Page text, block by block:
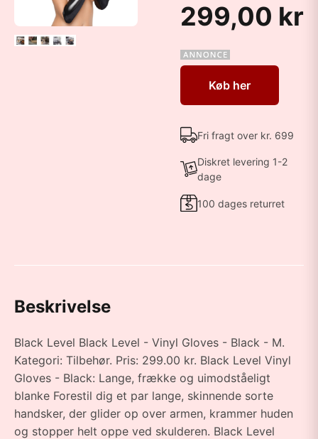
299,00 kr
Køb her
Fri fragt over kr. 699
Diskret levering 1-2
dage
100 dages returret
Beskrivelse
Black Level Black Level - Vinyl Gloves - Black - M.
Kategori: Tilbehør. Pris: 299.00 kr. Black Level Vinyl
Gloves - Black: Lange, frække og uimodståeligt
blanke Forestil dig et par lange, skinnende sorte
handsker, der glider op over armen, krammer huden
og stopper helt oppe ved skulderen. Black Level